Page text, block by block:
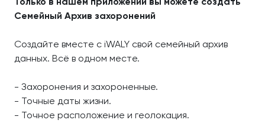
Семейный Архив захоронений
Создайте вместе с iWALY свой семейный архив
данных. Всё в одном месте.
- Захоронения и захороненные.
- Точные даты жизни.
- Точное расположение и геолокация.